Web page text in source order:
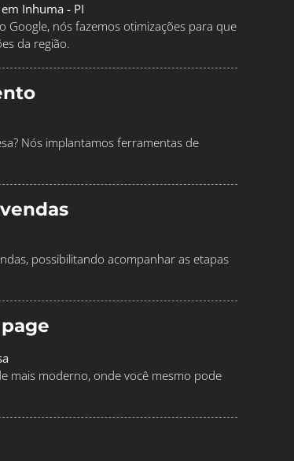
Inhuma - PI
Google, nós fazemos otimizações para que
da região.
Nós implantamos ferramentas de
possibilitando acompanhar as etapas
mais moderno, onde você mesmo pode